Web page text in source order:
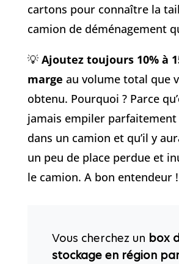
cartons pour connaître la
camion de déménagement
💡 Ajoutez toujours 10% à
marge au volume total que
obtenu. Pourquoi ? Parce
jamais empiler parfaitement
dans un camion et qu’il y
un peu de place perdue et
le camion. A bon entendeur !
Vous cherchez un box
stockage en région